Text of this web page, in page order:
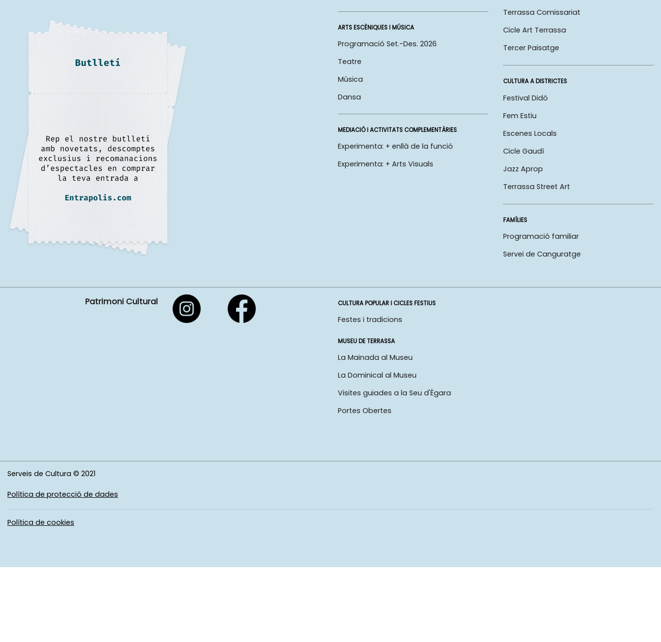
ARTS ESCÈNIQUES I MÚSICA
Programació Set.-Des. 2026
Teatre
Música
Dansa
MEDIACIÓ I ACTIVITATS COMPLEMENTÀRIES
Experimenta: + enllà de la funció
Experimenta: + Arts Visuals
Terrassa Comissariat
Cicle Art Terrassa
Tercer Paisatge
CULTURA A DISTRICTES
Festival Didó
Fem Estiu
Escenes Locals
Cicle Gaudí
Jazz Aprop
Terrassa Street Art
FAMÍLIES
Programació familiar
Servei de Canguratge
Patrimoni Cultural CULTURA POPULAR I CICLES FESTIUS
Festes i tradicions
MUSEU DE TERRASSA
La Mainada al Museu
La Dominical al Museu
Visites guiades a la Seu d'Ègara
Portes Obertes
Serveis de Cultura © 2021
Política de protecció de dades
Política de cookies